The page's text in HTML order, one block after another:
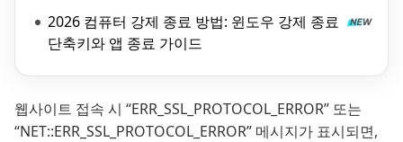
2026 컴퓨터 강제 종료 방법: 윈도우 강제 종료
단축키와 앱 종료 가이드
웹사이트 접속 시 “ERR_SSL_PROTOCOL_ERROR” 또는
“NET::ERR_SSL_PROTOCOL_ERROR” 메시지가 표시되면,